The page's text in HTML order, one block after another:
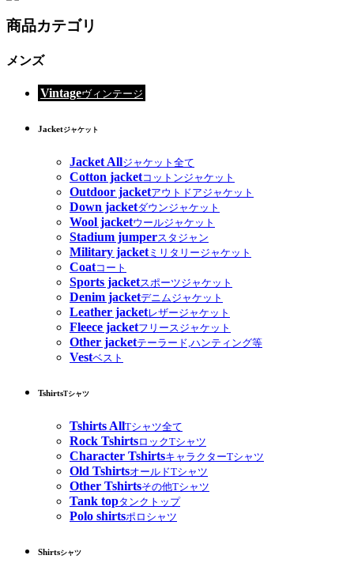
商品カテゴリ
メンズ
Vintageヴィンテージ
Jacketジャケット
Jacket Allジャケット全て
Cotton jacketコットンジャケット
Outdoor jacketアウトドアジャケット
Down jacketダウンジャケット
Wool jacketウールジャケット
Stadium jumperスタジャン
Military jacketミリタリージャケット
Coatコート
Sports jacketスポーツジャケット
Denim jacketデニムジャケット
Leather jacketレザージャケット
Fleece jacketフリースジャケット
Other jacketテーラード,ハンティング等
Vestベスト
TshirtsTシャツ
Tshirts AllTシャツ全て
Rock TshirtsロックTシャツ
Character TshirtsキャラクターTシャツ
Old TshirtsオールドTシャツ
Other Tshirtsその他Tシャツ
Tank topタンクトップ
Polo shirtsポロシャツ
Shirtsシャツ